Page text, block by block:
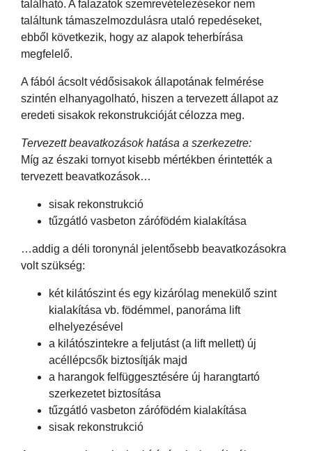
található. A falazatok szemrevételezésekor nem
találtunk támaszelmozdulásra utaló repedéseket,
ebből következik, hogy az alapok teherbírása
megfelelő.
A fából ácsolt védősisakok állapotának felmérése
szintén elhanyagolható, hiszen a tervezett állapot az
eredeti sisakok rekonstrukcióját célozza meg.
Tervezett beavatkozások hatása a szerkezetre:
Míg az északi tornyot kisebb mértékben érintették a
tervezett beavatkozások…
sisak rekonstrukció
tűzgátló vasbeton zárófödém kialakítása
…addig a déli toronynál jelentősebb beavatkozásokra
volt szükség:
két kilátószint és egy kizárólag menekülő szint
kialakítása vb. födémmel, panoráma lift
elhelyezésével
a kilátószintekre a feljutást (a lift mellett) új
acéllépcsők biztosítják majd
a harangok felfüggesztésére új harangtartó
szerkezetet biztosítása
tűzgátló vasbeton zárófödém kialakítása
sisak rekonstrukció